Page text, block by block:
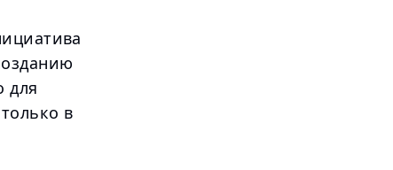
для
в